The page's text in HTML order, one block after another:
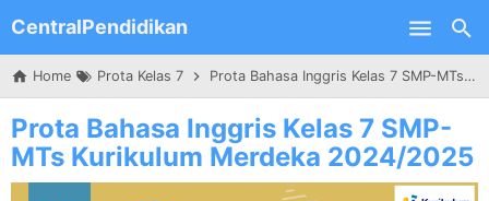
Skip to main content
CentralPendidikan
Home Prota Kelas 7 Prota Bahasa Inggris Kelas 7 SMP-MTs Kurikulum Merdeka 2024/2025
Prota Bahasa Inggris Kelas 7 SMP-
MTs Kurikulum Merdeka 2024/2025